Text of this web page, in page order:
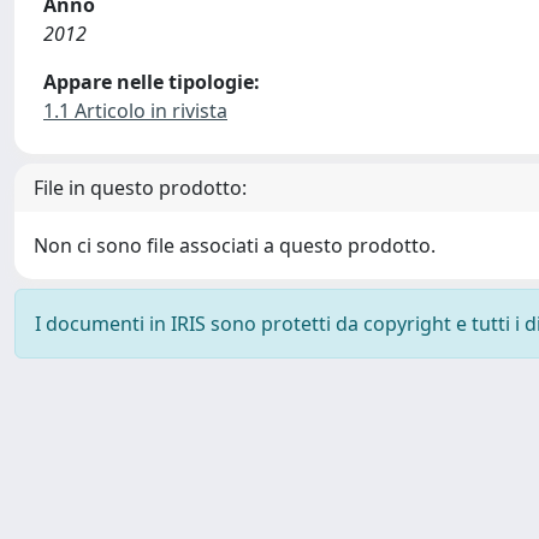
2012
Appare nelle tipologie:
1.1 Articolo in rivista
File in questo prodotto:
Non ci sono file associati a questo prodotto.
I documenti in IRIS sono protetti da copyright e tutti i